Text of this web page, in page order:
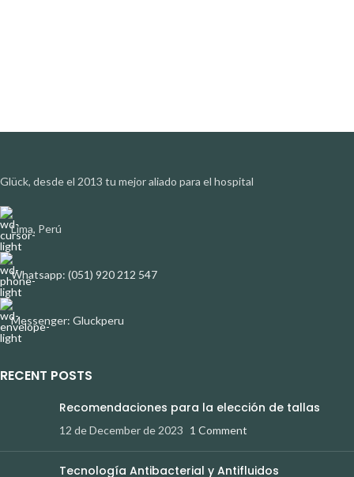
Glück, desde el 2013 tu mejor aliado para el hospital
Lima, Perú
Whatsapp: (051) 920 212 547
Messenger: Gluckperu
RECENT POSTS
Recomendaciones para la elección de tallas
12 de December de 2023 1 Comment
Tecnología Antibacterial y Antifluidos